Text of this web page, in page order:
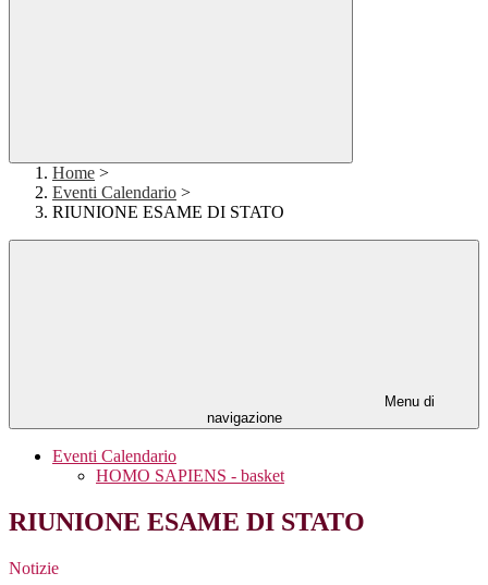
Home >
Eventi Calendario >
RIUNIONE ESAME DI STATO
Menu di
navigazione
Eventi Calendario
HOMO SAPIENS - basket
RIUNIONE ESAME DI STATO
Notizie